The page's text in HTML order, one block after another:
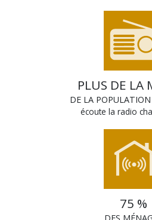
PLUS DE LA
DE LA
écoute la radio
75 %